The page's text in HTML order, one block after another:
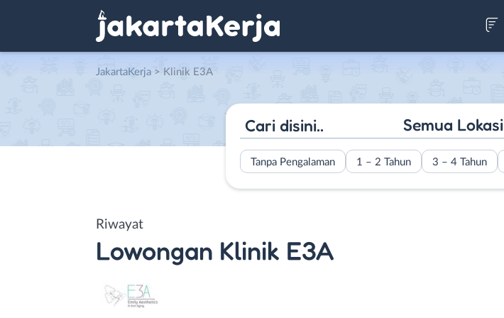
JakartaKerja > Klinik E3A
Semua Lokasi
Tanpa Pengalaman 1 – 2 Tahun 3 – 4 Tahun
Riwayat
Lowongan Klinik E3A